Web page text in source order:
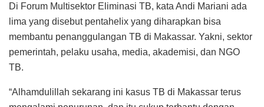
Di Forum Multisektor Eliminasi TB, kata Andi Mariani ada
lima yang disebut pentahelix yang diharapkan bisa
membantu penanggulangan TB di Makassar. Yakni, sektor
pemerintah, pelaku usaha, media, akademisi, dan NGO
TB.
“Alhamdulillah sekarang ini kasus TB di Makassar terus